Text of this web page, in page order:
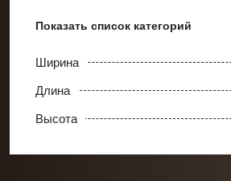
Категории:РаспродажаЧерные
Показать список категорий
Ширина
Длина
Высота